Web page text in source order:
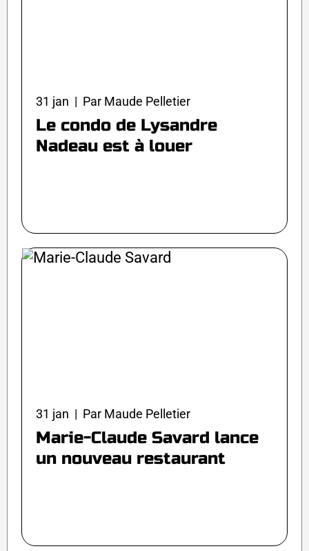
31 jan | Par Maude Pelletier
Le condo de Lysandre
Nadeau est à louer
31 jan | Par Maude Pelletier
Marie-Claude Savard lance
un nouveau restaurant